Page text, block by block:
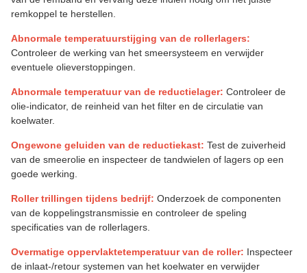
remkoppel te herstellen.
Abnormale temperatuurstijging van de rollerlagers:
Controleer de werking van het smeersysteem en verwijder
eventuele olieverstoppingen.
Abnormale temperatuur van de reductielager: Controleer de
olie-indicator, de reinheid van het filter en de circulatie van
koelwater.
Ongewone geluiden van de reductiekast: Test de zuiverheid
van de smeerolie en inspecteer de tandwielen of lagers op een
goede werking.
Roller trillingen tijdens bedrijf: Onderzoek de componenten
van de koppelingstransmissie en controleer de speling
specificaties van de rollerlagers.
Overmatige oppervlaktetemperatuur van de roller: Inspecteer
de inlaat-/retour systemen van het koelwater en verwijder